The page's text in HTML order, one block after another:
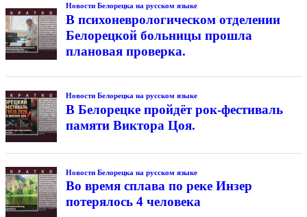
Новости Белорецка на русском языке
В психоневрологическом отделении
Белорецкой больницы прошла
плановая проверка.
Новости Белорецка на русском языке
В Белорецке пройдёт рок-фестиваль
памяти Виктора Цоя.
Новости Белорецка на русском языке
Во время сплава по реке Инзер
потерялось 4 человека